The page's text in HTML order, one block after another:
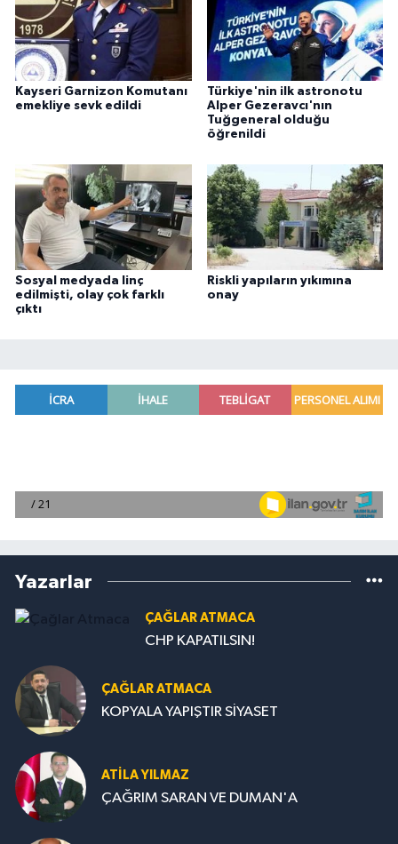
Kayseri Garnizon Komutanı
emekliye sevk edildi
Türkiye'nin ilk astronotu
Alper Gezeravcı'nın
Tuğgeneral olduğu
öğrenildi
Sosyal medyada linç
edilmişti, olay çok farklı
çıktı
Riskli yapıların yıkımına
onay
Yazarlar
ÇAĞLAR ATMACA
CHP KAPATILSIN!
ÇAĞLAR ATMACA
KOPYALA YAPIŞTIR SİYASET
ATILA YILMAZ
ÇAĞRIM SARAN VE DUMAN'A